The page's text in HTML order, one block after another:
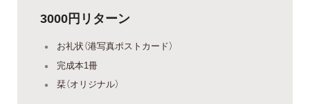
3000円リターン
お礼状（港写真ポストカード）
完成本1冊
栞（オリジナル）